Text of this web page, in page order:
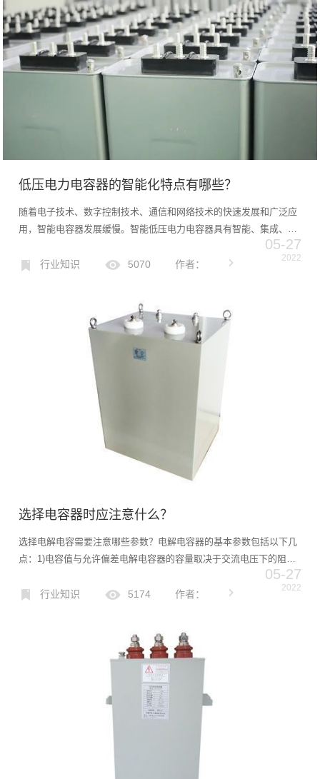
低压电力电容器的智能化特点有哪些？
随着电子技术、数字控制技术、通信和网络技术的快速发展和广泛应
用，智能电容器发展缓慢。智能低压电力电容器具有智能、集成、网
络化、高可靠性、可用性、可维护性等特点。智能低压电力电容器是
在智能电器的基础上开发的一种新型低压无功功率补偿装置。它由
行业知识 5070 作者：
05-27
2022
选择电容器时应注意什么？
选择电解电容需要注意哪些参数？电解电容器的基本参数包括以下几
点：1)电容值与允许偏差电解电容器的容量取决于交流电压下的阻
抗。因此，随着工作频率、电压和测量方法的变化，电容值，即交流
电容值。标准JISC5102规定，当频率为120Hz，最大交...
行业知识 5174 作者：
05-27
2022